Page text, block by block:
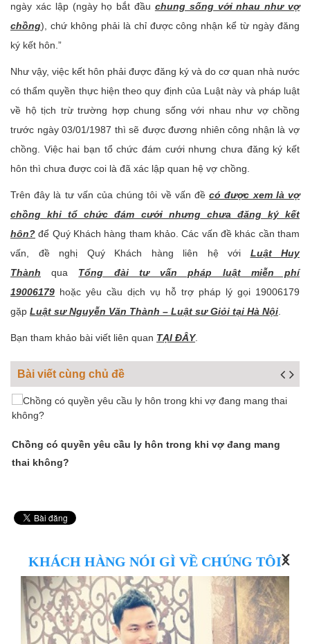
ngày xác lập (ngày họ bắt đầu chung sống với nhau như vợ
chồng), chứ không phải là chỉ được công nhận kể từ ngày đăng
ký kết hôn.”
Như vậy, việc kết hôn phải được đăng ký và do cơ quan nhà nước
có thẩm quyền thực hiện theo quy định của Luật này và pháp luật
về hộ tịch trừ trường hợp chung sống với nhau như vợ chồng
trước ngày 03/01/1987 thì sẽ được đương nhiên công nhận là vợ
chồng. Việc hai bạn tổ chức đám cưới nhưng chưa đăng ký kết
hôn thì chưa được coi là đã xác lập quan hệ vợ chồng.
Trên đây là tư vấn của chúng tôi về vấn đềcó được xem là vợ
chồng khi tổ chức đám cưới nhưng chưa đăng ký kết
hôn? để Quý Khách hàng tham khảo. Các vấn đề khác cần tham
vấn, đề nghị Quý Khách hàng liên hệ với Luật Huy
Thành qua Tổng đài tư vấn pháp luật miễn phí
19006179 hoặc yêu cầu dịch vụ hỗ trợ pháp lý gọi 19006179
gặp Luật sư Nguyễn Văn Thành – Luật sư Giỏi tại Hà Nội.
Bạn tham khảo bài viết liên quan TẠI ĐÂY.
Bài viết cùng chủ đề
Chồng có quyền yêu cầu ly hôn trong khi vợ đang mang
thai không?
KHÁCH HÀNG NÓI GÌ VỀ CHÚNG TÔI